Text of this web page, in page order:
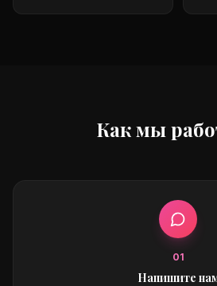
Как мы
01
Напишите